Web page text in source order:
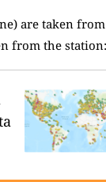
are taken
from the